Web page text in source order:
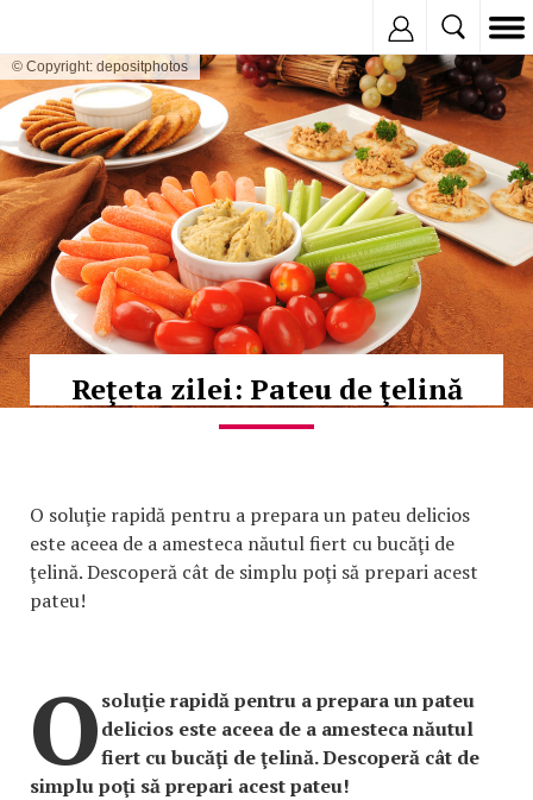
© Copyright: depositphotos
Reţeta zilei: Pateu de ţelină
O soluţie rapidă pentru a prepara un pateu delicios
este aceea de a amesteca năutul fiert cu bucăţi de
ţelină. Descoperă cât de simplu poţi să prepari acest
pateu!
Osoluţie rapidă pentru a prepara un pateu
delicios este aceea de a amesteca năutul
fiert cu bucăţi de ţelină. Descoperă cât de
simplu poţi să prepari acest pateu!